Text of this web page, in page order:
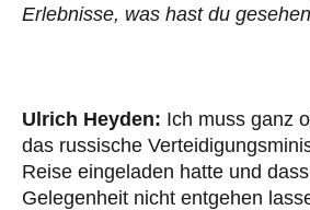
Erlebnisse, was hast du
Ulrich Heyden: Ich muss ganz
das russische
Reise eingeladen hatte und
Gelegenheit nicht entgehen